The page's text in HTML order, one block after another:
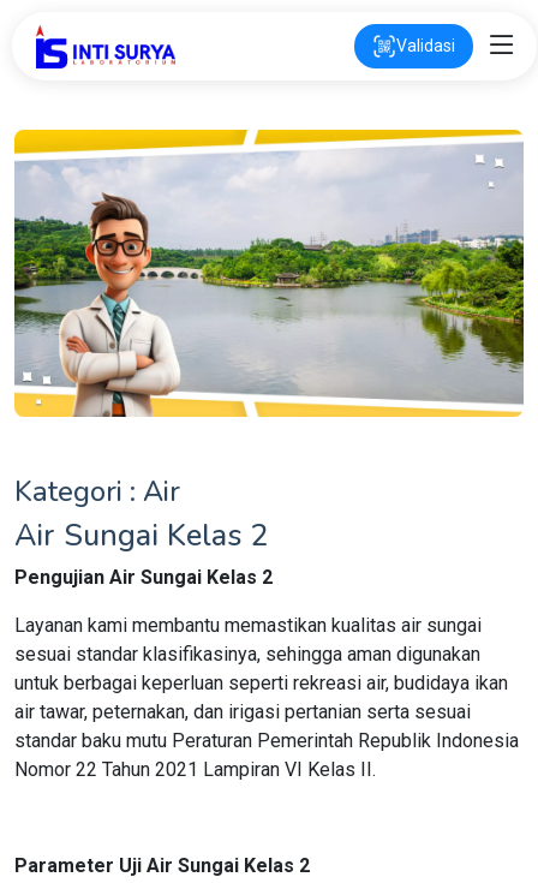
Validasi
Kategori : Air
Air Sungai Kelas 2
Pengujian Air Sungai Kelas 2
Layanan kami membantu memastikan kualitas air sungai
sesuai standar klasifikasinya, sehingga aman digunakan
untuk berbagai keperluan seperti rekreasi air, budidaya ikan
air tawar, peternakan, dan irigasi pertanian serta sesuai
standar baku mutu Peraturan Pemerintah Republik Indonesia
Nomor 22 Tahun 2021 Lampiran VI Kelas II.
Parameter Uji Air Sungai Kelas 2